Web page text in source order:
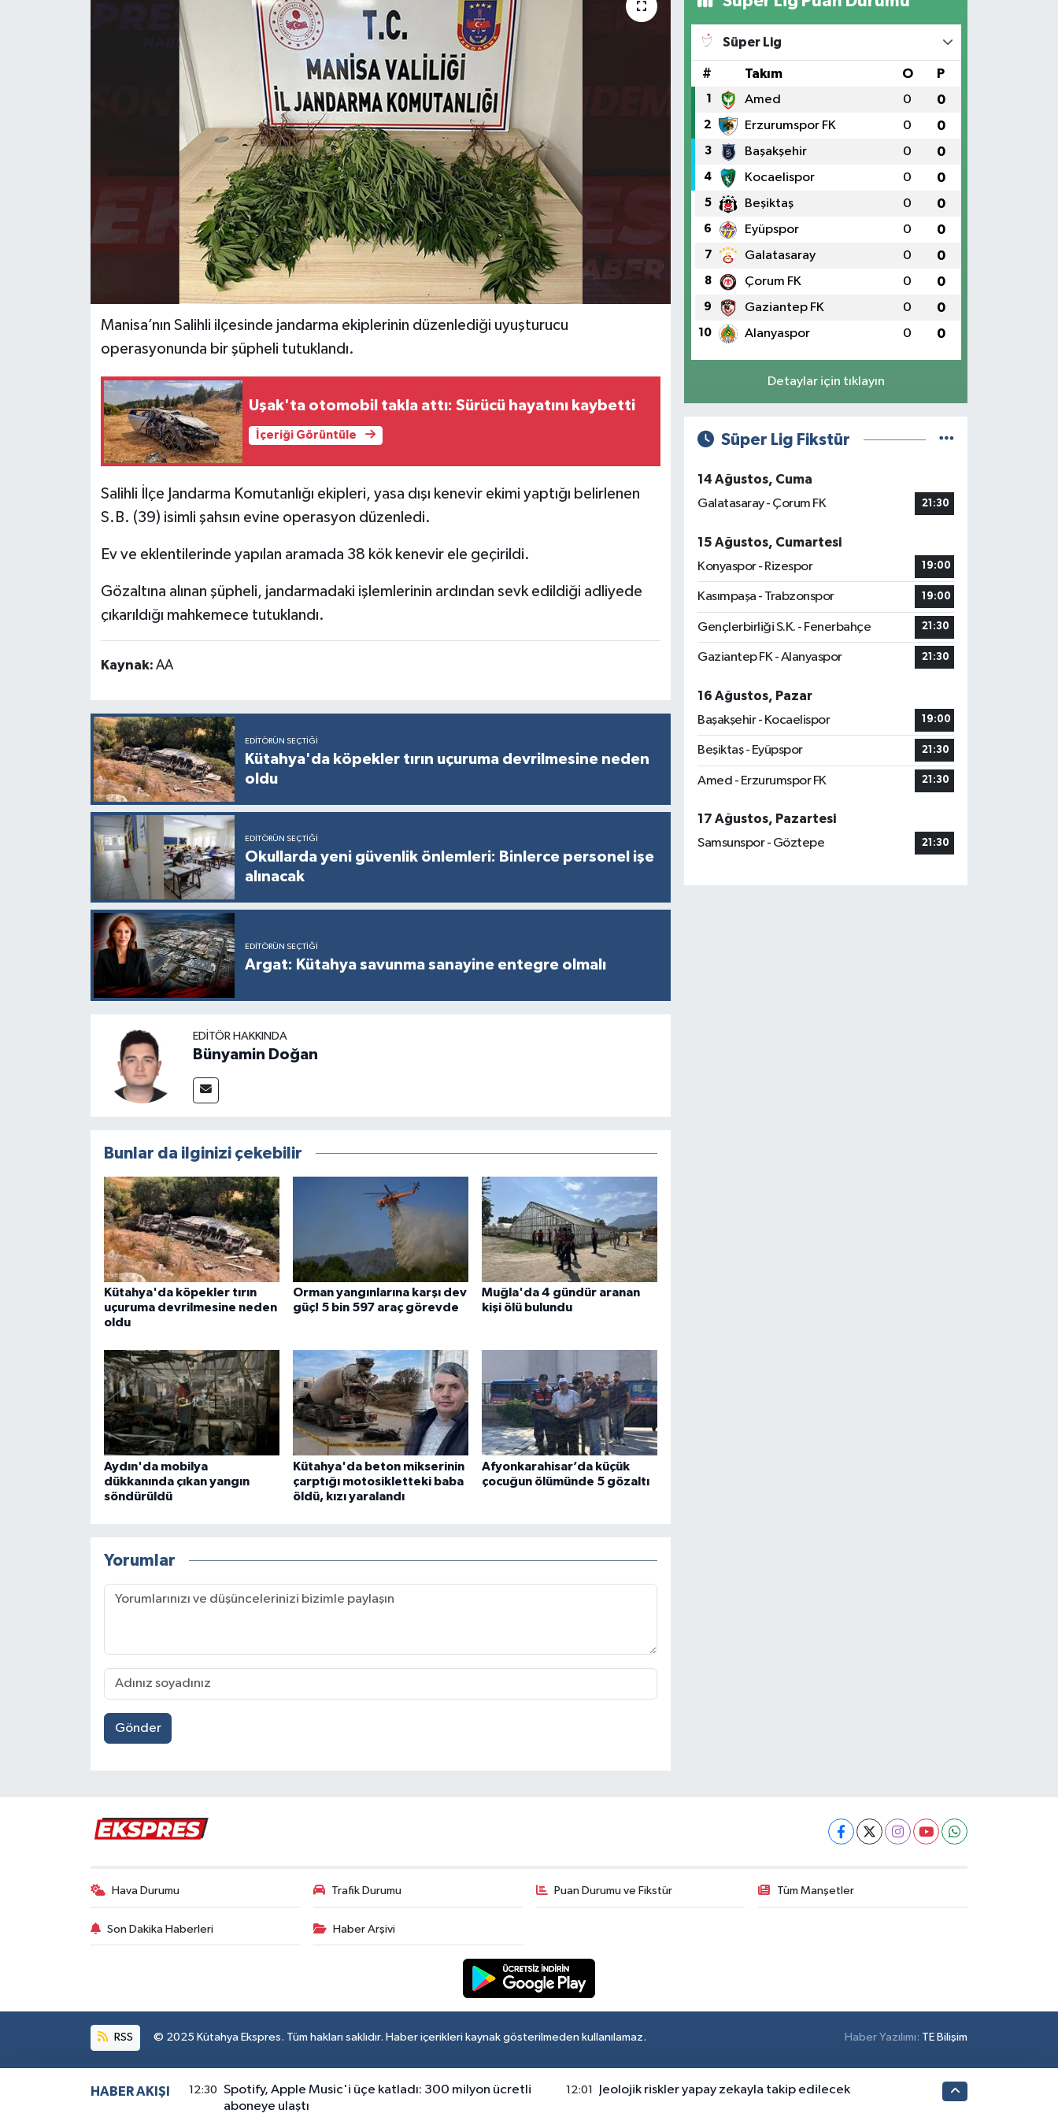
Manisa’nın Salihli ilçesinde jandarma ekiplerinin düzenlediği uyuşturucu
operasyonunda bir şüpheli tutuklandı.
Uşak'ta otomobil takla attı: Sürücü hayatını kaybetti
İçeriği Görüntüle
Salihli İlçe Jandarma Komutanlığı ekipleri, yasa dışı kenevir ekimi yaptığı belirlenen
S.B. (39) isimli şahsın evine operasyon düzenledi.
Ev ve eklentilerinde yapılan aramada 38 kök kenevir ele geçirildi.
Gözaltına alınan şüpheli, jandarmadaki işlemlerinin ardından sevk edildiği adliyede
çıkarıldığı mahkemece tutuklandı.
Kaynak: AA
EDITÖRÜN SEÇTIĞI
Kütahya'da köpekler tırın uçuruma devrilmesine neden
oldu
EDITÖRÜN SEÇTIĞI
Okullarda yeni güvenlik önlemleri: Binlerce personel işe
alınacak
EDITÖRÜN SEÇTIĞI
Argat: Kütahya savunma sanayine entegre olmalı
EDITÖR HAKKINDA
Bünyamin Doğan
Bunlar da ilginizi çekebilir
Kütahya'da köpekler tırın
uçuruma devrilmesine neden
oldu
Orman yangınlarına karşı dev
güç! 5 bin 597 araç görevde
Muğla'da 4 gündür aranan
kişi ölü bulundu
Aydın'da mobilya
dükkanında çıkan yangın
söndürüldü
Kütahya'da beton mikserinin
çarptığı motosikletteki baba
öldü, kızı yaralandı
Afyonkarahisar’da küçük
çocuğun ölümünde 5 gözaltı
Yorumlar
Gönder
Süper Lig
# Takım O P
1 Amed 0 0
2 Erzurumspor FK 0 0
3 Başakşehir 0 0
4 Kocaelispor 0 0
5 Beşiktaş 0 0
6 Eyüpspor 0 0
7 Galatasaray 0 0
8 Çorum FK 0 0
9 Gaziantep FK 0 0
10 Alanyaspor 0 0
Detaylar için tıklayın
Süper Lig Fikstür
14 Ağustos, Cuma
Galatasaray - Çorum FK
21:30
15 Ağustos, Cumartesi
Konyaspor - Rizespor
19:00
Kasımpaşa - Trabzonspor 19:00
Gençlerbirliği S.K. - Fenerbahçe 21:30
Gaziantep FK - Alanyaspor 21:30
16 Ağustos, Pazar
Başakşehir - Kocaelispor
19:00
Beşiktaş - Eyüpspor 21:30
Amed - Erzurumspor FK 21:30
17 Ağustos, Pazartesi
Samsunspor - Göztepe
21:30
Hava Durumu Trafik Durumu Puan Durumu ve Fikstür Tüm Manşetler
Son Dakika Haberleri Haber Arşivi
RSS © 2025 Kütahya Ekspres. Tüm hakları saklıdır. Haber içerikleri kaynak gösterilmeden kullanılamaz. Haber Yazılımı: TE Bilişim
HABER AKIŞI 12:30
Spotify, Apple Music'i üçe katladı: 300 milyon ücretli
aboneye ulaştı
12:01 Jeolojik riskler yapay zekayla takip edilecek
Köşe Yazıları
Kültür Sanat
Otomobil
Resmi İlan
Rüya Tabirleri
Şaphane
Siyaset
Tavşanlı
Yemek Tarifleri